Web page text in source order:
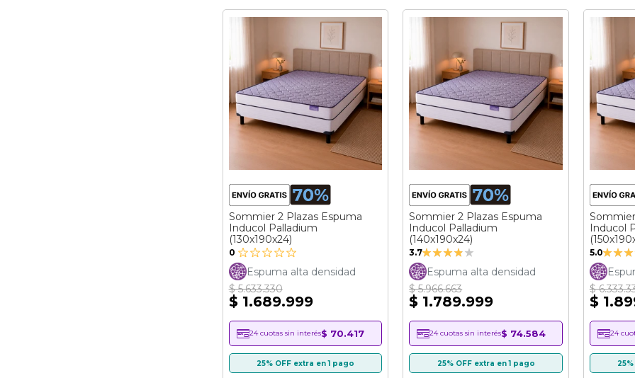
Sommier 2 Plazas Espuma
Inducol Palladium
(130x190x24)
0
Espuma alta densidad
$ 5.633.330
$ 1.689.999
24 cuotas sin interés$ 70.417
25% OFF extra en 1 pago
Sommier 2 Plazas Espuma
Inducol Palladium
(140x190x24)
3.7Valoración:
73%
Espuma alta densidad
$ 5.966.663
$ 1.789.999
24 cuotas sin interés$ 74.584
25% OFF extra en 1 pago
Inducol
5.0
100%
$
$
24